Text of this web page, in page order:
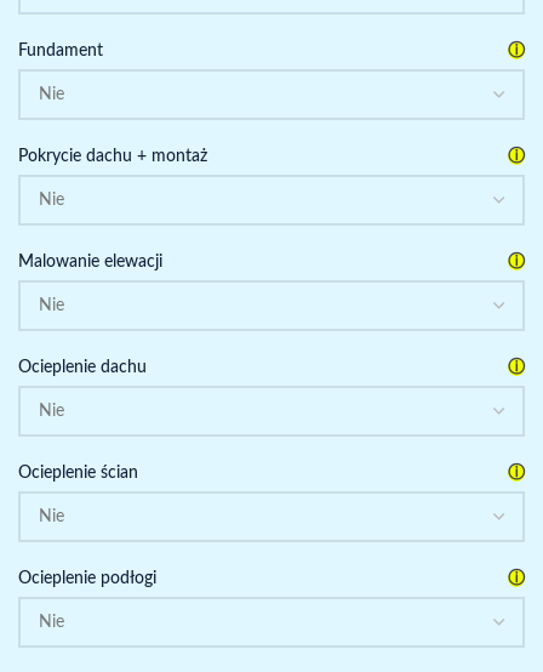
Fundament ⓘ
Pokrycie dachu + montaż ⓘ
Malowanie elewacji ⓘ
Ocieplenie dachu ⓘ
Ocieplenie ścian ⓘ
Ocieplenie podłogi ⓘ